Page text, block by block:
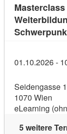
01.10.2026 -
Seidengasse
1070 Wien
eLearning
5 weitere